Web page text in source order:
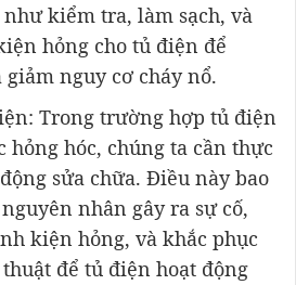
như kiểm tra, làm sạch, và
hỏng cho tủ điện để
nguy cơ cháy nổ.
Trong trường hợp tủ điện
hỏng hóc, chúng ta cần thực
sửa chữa. Điều này bao
nhân gây ra sự cố,
kiện hỏng, và khắc phục
để tủ điện hoạt động